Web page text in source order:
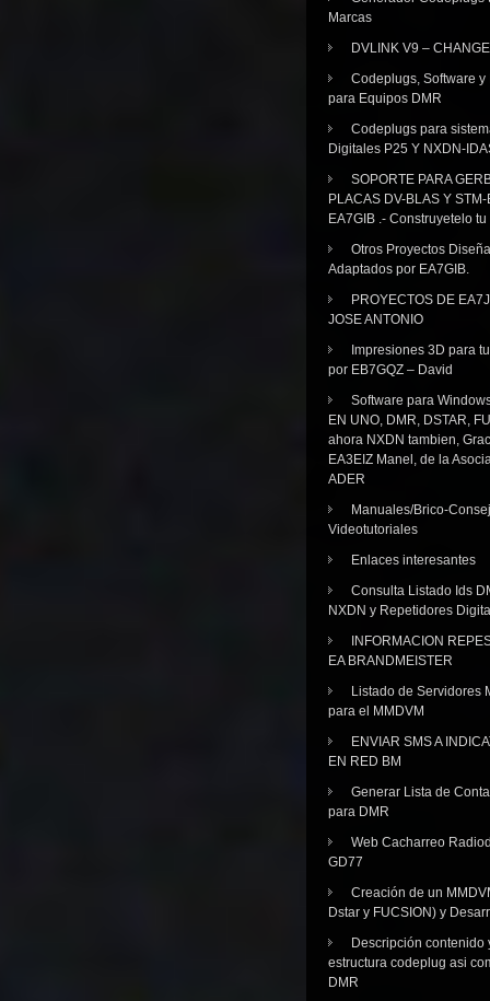
Marcas
DVLINK V9 –
Codeplugs, Software y
para Equipos DMR
Codeplugs para
Digitales P25 Y NXDN-
SOPORTE PARA
PLACAS DV-BLAS Y
EA7GIB .- Construyetelo
Otros Proyectos
Adaptados por EA7GIB.
PROYECTOS DE
JOSE ANTONIO
Impresiones 3D para
por EB7GQZ – David
Software para
EN UNO, DMR, DSTAR,
ahora NXDN tambien,
EA3EIZ Manel, de la
ADER
Manuales/Brico-
Videotutoriales
Enlaces interesantes
Consulta Listado Ids
NXDN y Repetidores
INFORMACION
EA BRANDMEISTER
Listado de Servidores
para el MMDVM
ENVIAR SMS A
EN RED BM
Generar Lista de
para DMR
Web Cacharreo
GD77
Creación de un
Dstar y FUCSION) y
Descripción contenido
estructura codeplug asi
DMR